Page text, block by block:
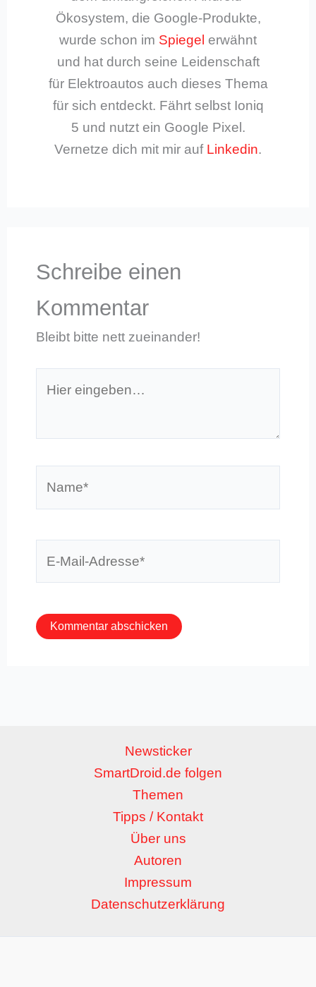
Ökosystem, die Google-Produkte,
wurde schon im Spiegel erwähnt
und hat durch seine Leidenschaft
für Elektroautos auch dieses Thema
für sich entdeckt. Fährt selbst Ioniq
5 und nutzt ein Google Pixel.
Vernetze dich mit mir auf Linkedin.
Schreibe einen
Kommentar
Bleibt bitte nett zueinander!
eingeben…
Newsticker
SmartDroid.de folgen
Themen
Tipps / Kontakt
Über uns
Autoren
Impressum
Datenschutzerklärung